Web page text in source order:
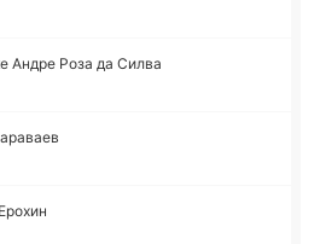
Андре Роза да Силва